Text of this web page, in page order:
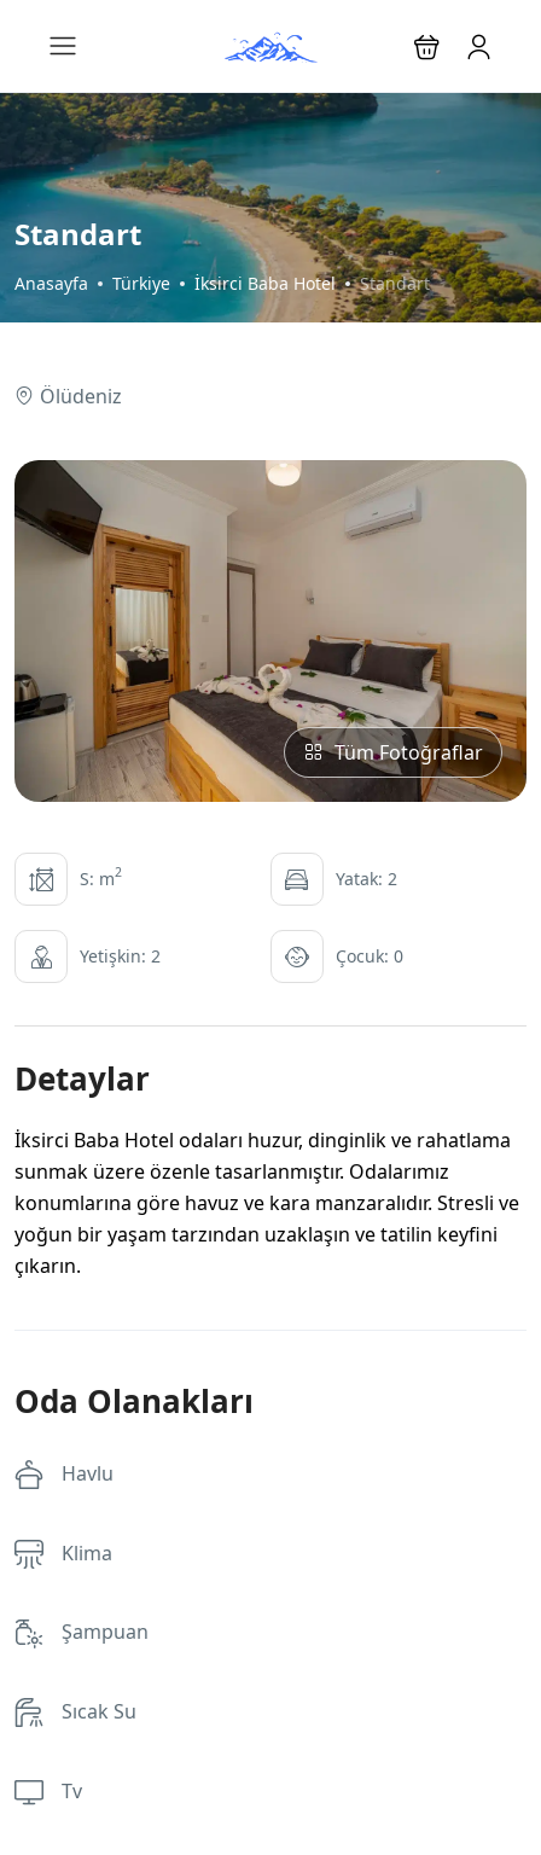
Standart
Anasayfa Türkiye İksirci Baba Hotel Standart
Ölüdeniz
Tüm Fotoğraflar
S: m2 Yatak: 2
Yetişkin: 2 Çocuk: 0
Detaylar
İksirci Baba Hotel odaları huzur, dinginlik ve rahatlama
sunmak üzere özenle tasarlanmıştır. Odalarımız
konumlarına göre havuz ve kara manzaralıdır. Stresli ve
yoğun bir yaşam tarzından uzaklaşın ve tatilin keyfini
çıkarın.
Oda Olanakları
Havlu
Klima
Şampuan
Sıcak Su
Tv